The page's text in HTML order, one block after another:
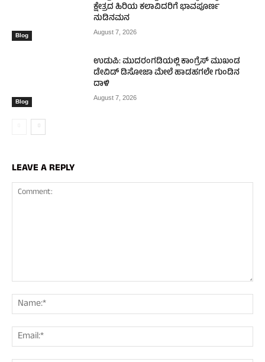
Blog
ಕ್ಷೇತ್ರದ ಹಿರಿಯ ಕಲಾವಿದರಿಗೆ ಭಾವಪೂರ್ಣ
ನುಡಿನಮನ
August 7, 2026
Blog
ಉಡುಪಿ: ಮುದರಂಗಡಿಯಲ್ಲಿ ಕಾಂಗ್ರೆಸ್ ಮುಖಂಡ
ಡೇವಿಡ್ ಡಿಸೋಜಾ ಮೇಲೆ ಹಾಡಹಗಲೇ ಗುಂಡಿನ
ದಾಳಿ
August 7, 2026
LEAVE A REPLY